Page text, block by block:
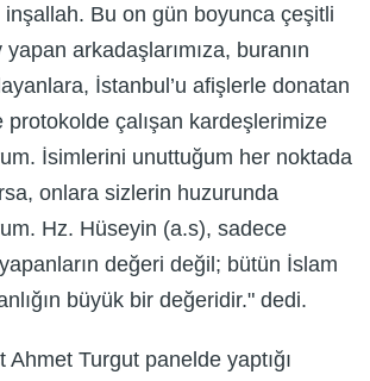
Bu on gün boyunca çeşitli
arkadaşlarımıza, buranın
İstanbul’u afişlerle donatan
protokolde çalışan kardeşlerimize
İsimlerini unuttuğum her noktada
onlara sizlerin huzurunda
Hz. Hüseyin (a.s), sadece
değeri değil; bütün İslam
büyük bir değeridir." dedi.
Turgut panelde yaptığı